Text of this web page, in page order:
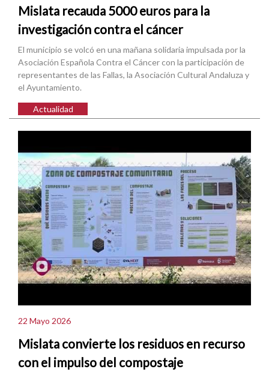
Mislata recauda 5000 euros para la
investigación contra el cáncer
El municipio se volcó en una mañana solidaria impulsada por la
Asociación Española Contra el Cáncer con la participación de
representantes de las Fallas, la Asociación Cultural Andaluza y
el Ayuntamiento.
Actualidad
22 Mayo 2026
Mislata convierte los residuos en recurso
con el impulso del compostaje